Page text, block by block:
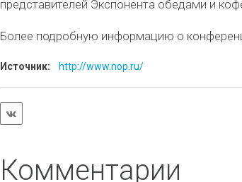
представителей Экспонента обедами и
Более подробную информацию о
Источник: http://www.nop.ru/
Комментарии